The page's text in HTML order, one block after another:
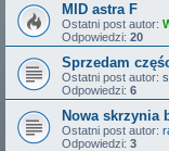
MID astra F
Ostatni post autor:
Odpowiedzi: 20
Sprzedam
Ostatni post autor:
Odpowiedzi: 6
Nowa skrzynia
Ostatni post autor:
Odpowiedzi: 3